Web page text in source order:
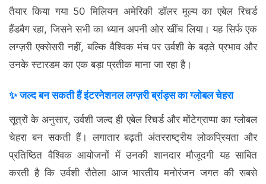
तैयार किया गया 50 मिलियन अमेरिकी डॉलर मूल्य का एबेल रिचर्ड
हैंडबैग रहा, जिसने सभी का ध्यान अपनी ओर खींच लिया। यह सिर्फ एक
लग्ज़री एक्सेसरी नहीं, बल्कि वैश्विक मंच पर उर्वशी के बढ़ते प्रभाव और
उनके स्टारडम का एक बड़ा प्रतीक माना जा रहा है।
✨ जल्द बन सकती हैं इंटरनेशनल लग्ज़री ब्रांड्स का ग्लोबल चेहरा
सूत्रों के अनुसार, उर्वशी जल्द ही एबेल रिचर्ड और मोंटेग्राप्पा का ग्लोबल
चेहरा बन सकती हैं। लगातार बढ़ती अंतरराष्ट्रीय लोकप्रियता और
प्रतिष्ठित वैश्विक आयोजनों में उनकी शानदार मौजूदगी यह साबित
करती है कि उर्वशी रौतेला आज भारतीय मनोरंजन जगत की सबसे